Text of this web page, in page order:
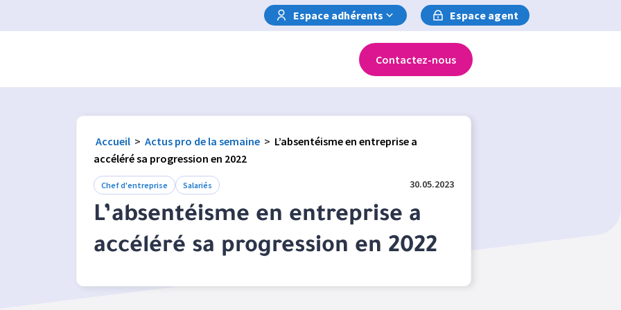
Espace adhérents
Espace agent
Contactez-nous
Accueil > Actus pro de la semaine > L’absentéisme en entreprise a
accéléré sa progression en 2022
Chef d'entreprise Salariés 30.05.2023
L’absentéisme en entreprise a
accéléré sa progression en 2022